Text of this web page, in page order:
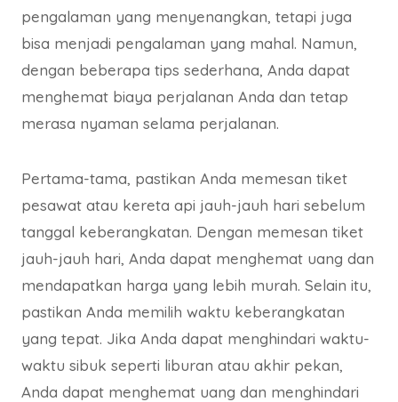
pengalaman yang menyenangkan, tetapi juga
bisa menjadi pengalaman yang mahal. Namun,
dengan beberapa tips sederhana, Anda dapat
menghemat biaya perjalanan Anda dan tetap
merasa nyaman selama perjalanan.
Pertama-tama, pastikan Anda memesan tiket
pesawat atau kereta api jauh-jauh hari sebelum
tanggal keberangkatan. Dengan memesan tiket
jauh-jauh hari, Anda dapat menghemat uang dan
mendapatkan harga yang lebih murah. Selain itu,
pastikan Anda memilih waktu keberangkatan
yang tepat. Jika Anda dapat menghindari waktu-
waktu sibuk seperti liburan atau akhir pekan,
Anda dapat menghemat uang dan menghindari